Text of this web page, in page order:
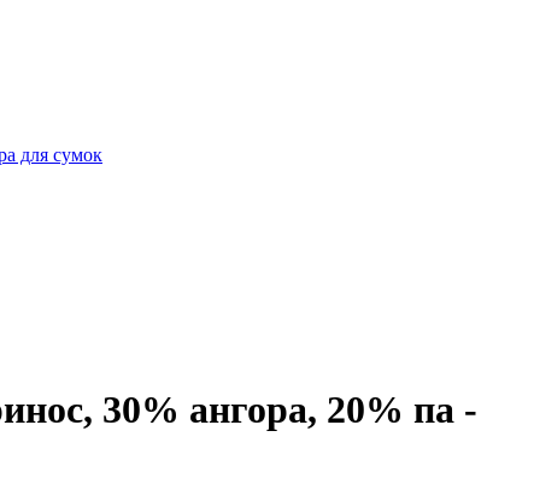
для сумок
30% ангора, 20% па -